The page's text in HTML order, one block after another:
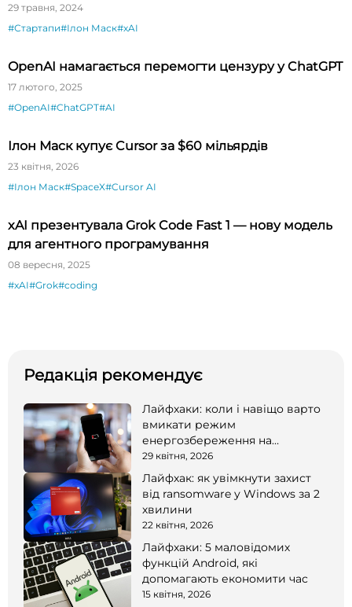
29 травня, 2024
#Стартапи#Ілон Маск#xAI
OpenAI намагається перемогти цензуру у ChatGPT
17 лютого, 2025
#OpenAI#ChatGPT#AI
Ілон Маск купує Cursor за $60 мільярдів
23 квітня, 2026
#Ілон Маск#SpaceX#Cursor AI
xAI презентувала Grok Code Fast 1 — нову модель
для агентного програмування
08 вересня, 2025
#xAI#Grok#coding
Редакція рекомендує
Лайфхаки: коли і навіщо варто
вмикати режим
енергозбереження на
смартфоні
29 квітня, 2026
Лайфхак: як увімкнути захист
від ransomware у Windows за 2
хвилини
22 квітня, 2026
Лайфхаки: 5 маловідомих
функцій Android, які
допомагають економити час
15 квітня, 2026